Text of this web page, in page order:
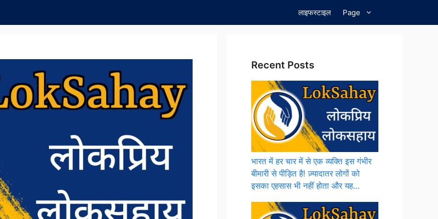
लाइफस्टाइल Page
Recent Posts
भारत में हर चार में से एक व्यक्ति इस गंभीर
बीमारी से पीड़ित है! ज़्यादातर लोगों को
इसका एहसास भी नहीं होता और यह…